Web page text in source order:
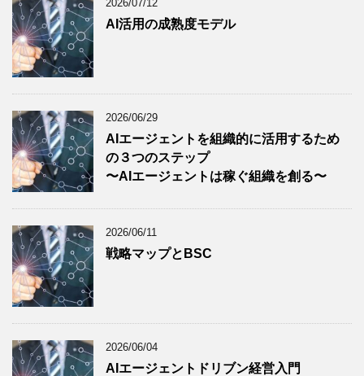
2026/07/12
AI活用の成熟度モデル
2026/06/29
AIエージェントを組織的に活用するため
の３つのステップ
〜AIエージェントは稼ぐ組織を創る〜
2026/06/11
戦略マップとBSC
2026/06/04
AIエージェントドリブン経営入門